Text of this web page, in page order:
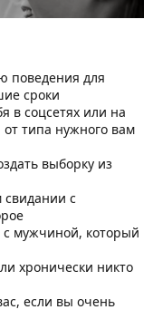
поведения для
сроки
в соцсетях или на
от типа нужного вам
выборку из
свидании с
с мужчиной, который
хронически никто
если вы очень